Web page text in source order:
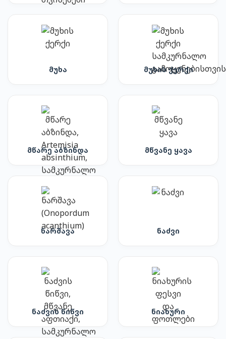
მუხა მუხის ქერქი
მწარე აბზინდა მწვანე ყავა
ნარშავა ნაძვი
ნაძვის წიწვი ნიახური